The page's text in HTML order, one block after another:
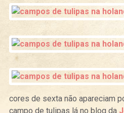
cores de sexta não apareciam
campo de tulipas lá no blog da